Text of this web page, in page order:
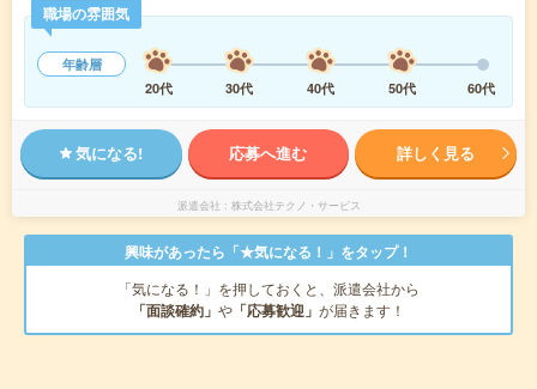
職場の雰囲気
年齢層
20代
30代 40代 50代 60代
気になる! 応募へ進む 詳しく見る
派遣会社 株式会社テクノ・サービス
興味があったら「★気になる！」をタップ！
「気になる！」を押しておくと、派遣会社から
「面談確約」 や 「応募歓迎」 が届きます！